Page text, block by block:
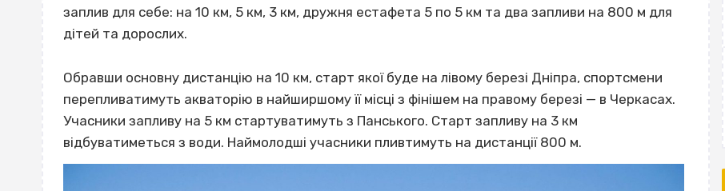
заплив для себе: на 10 км, 5 км, 3 км, дружня естафета 5 по 5 км та два запливи на 800 м для
дітей та дорослих.
Обравши основну дистанцію на 10 км, старт якої буде на лівому березі Дніпра, спортсмени
перепливатимуть акваторію в найширшому її місці з фінішем на правому березі — в Черкасах.
Учасники запливу на 5 км стартуватимуть з Панського. Старт запливу на 3 км
відбуватиметься з води. Наймолодші учасники пливтимуть на дистанції 800 м.